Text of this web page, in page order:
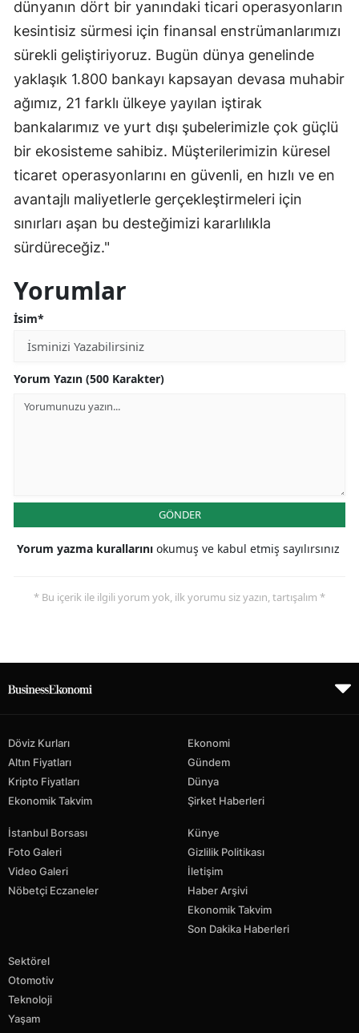
dünyanın dört bir yanındaki ticari operasyonların
kesintisiz sürmesi için finansal enstrümanlarımızı
sürekli geliştiriyoruz. Bugün dünya genelinde
yaklaşık 1.800 bankayı kapsayan devasa muhabir
ağımız, 21 farklı ülkeye yayılan iştirak
bankalarımız ve yurt dışı şubelerimizle çok güçlü
bir ekosisteme sahibiz. Müşterilerimizin küresel
ticaret operasyonlarını en güvenli, en hızlı ve en
avantajlı maliyetlerle gerçekleştirmeleri için
sınırları aşan bu desteğimizi kararlılıkla
sürdüreceğiz."
Yorumlar
İsim*
Yorum Yazın (500 Karakter)
GÖNDER
Yorum yazma kurallarını okumuş ve kabul etmiş sayılırsınız
* Bu içerik ile ilgili yorum yok, ilk yorumu siz yazın, tartışalım *
Döviz Kurları
Altın Fiyatları
Kripto Fiyatları
Ekonomik Takvim
Ekonomi
Gündem
Dünya
Şirket Haberleri
İstanbul Borsası
Foto Galeri
Video Galeri
Nöbetçi Eczaneler
Künye
Gizlilik Politikası
İletişim
Haber Arşivi
Ekonomik Takvim
Son Dakika Haberleri
Sektörel
Otomotiv
Teknoloji
Yaşam